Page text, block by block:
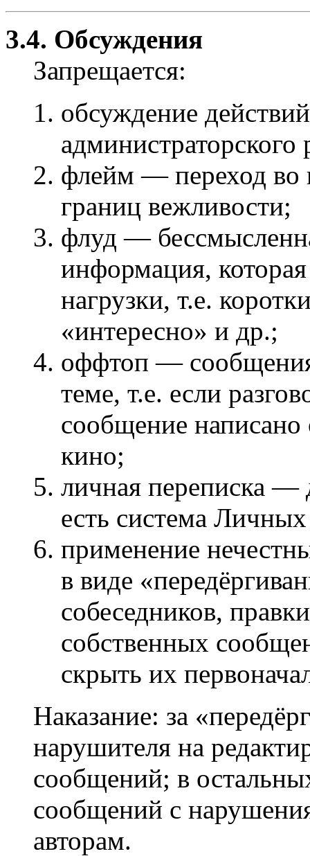
3.4. Обсуждения
Запрещается:
обсуждение
администраторского
флейм — переход во
границ вежливости;
флуд —
информация,
нагрузки, т.е.
«интересно» и др.;
оффтоп — сообщения
теме, т.е. если
сообщение написано
кино;
личная переписка —
есть система
применение
в виде
собеседников,
собственных
скрыть их
Наказание: за
нарушителя на
сообщений; в
сообщений с
авторам.